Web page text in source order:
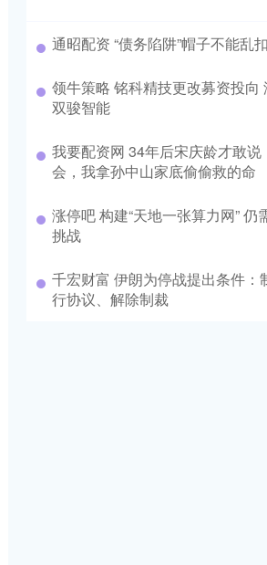
通昭配资 “债务陷阱”帽子不能乱扣
领牛策略 铭科精技更改募资投向
双骏智能
我要配资网 34年后宋庆龄才敢说
会，我拿孙中山家底偷偷救的命
涨停吧 构建“天地一张算力网” 仍
挑战
千宏财富 伊朗为停战提出条件：
行协议、解除制裁